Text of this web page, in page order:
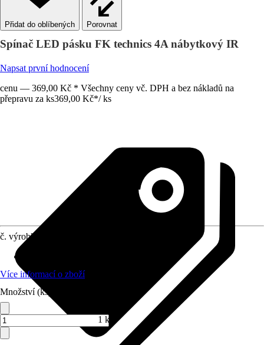
Porovnat
Spínač LED pásku FK technics 4A nábytkový IR
Napsat první hodnocení
cenu — 369,00 Kč * Všechny ceny vč. DPH a bez nákladů na
přepravu za ks369,00 Kč*/ ks
č. výrobku
Více informací o zboží
Množství (ks)
1 ks